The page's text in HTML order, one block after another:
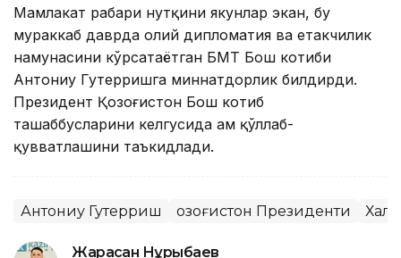
Мамлакат раҳбари нутқини якунлар экан, бу
мураккаб даврда олий дипломатия ва етакчилик
намунасини кўрсатаётган БМТ Бош котиби
Антониу Гутерришга миннатдорлик билдирди.
Президент Қозоғистон Бош котиб
ташаббусларини келгусида ҳам қўллаб-
қувватлашини таъкидлади.
Антониу Гутерриш Қозоғистон Президенти
Жарасқан Нұрыбаев